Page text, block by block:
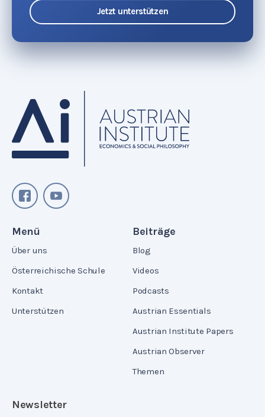
Jetzt unterstützen
Menü
Über uns
Österreichische Schule
Kontakt
Unterstützen
Beiträge
Blog
Videos
Podcasts
Austrian Essentials
Austrian Institute Papers
Austrian Observer
Themen
Newsletter